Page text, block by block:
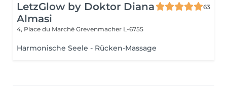
LetzGlow by Doktor Diana
Almasi
63
4, Place du Marché Grevenmacher L-6755
Harmonische Seele - Rücken-Massage